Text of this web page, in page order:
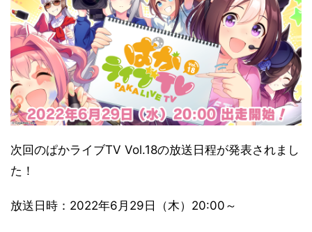
次回のぱかライブTV Vol.18の放送日程が発表されまし
た！
放送日時：2022年6月29日（木）20:00～